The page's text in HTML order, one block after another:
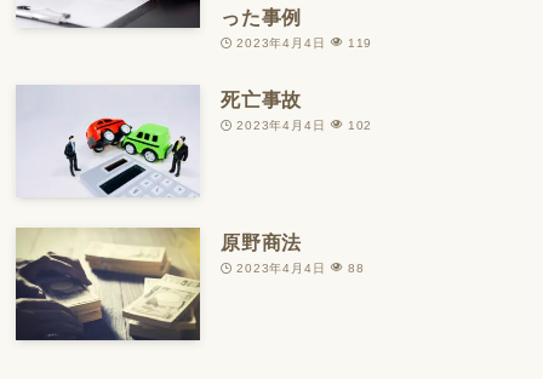
った事例
2023年4月4日 119
死亡事故
2023年4月4日 102
原野商法
2023年4月4日 88